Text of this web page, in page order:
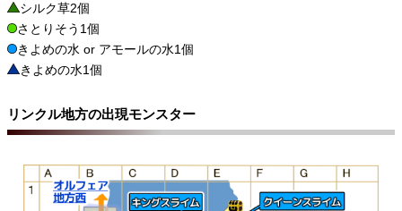
シルク草2個
さとりそう1個
きよめの水 or アモールの水1個
きよめの水1個
リンクル地方の出現モンスター